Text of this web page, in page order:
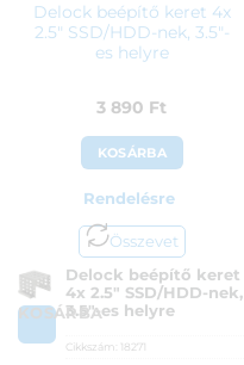
Delock beépítő keret 4x
2.5″ SSD/HDD-nek, 3.5″-
es helyre
3 890 Ft
KOSÁRBA
Rendelésre
Összevet
KOSÁRBA
Delock beépítő keret
4x 2.5″ SSD/HDD-nek,
3.5″-es helyre
Cikkszám: 18271